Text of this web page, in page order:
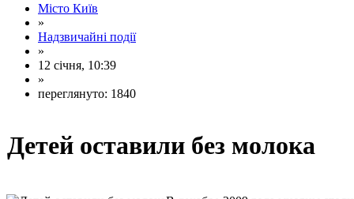
Місто Київ
»
Надзвичайні події
»
12 січня, 10:39
»
переглянуто: 1840
Детей оставили без молока